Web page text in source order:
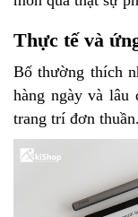
Thực tế và
Bố thường thích
hàng ngày và
trang trí đơn thuần.